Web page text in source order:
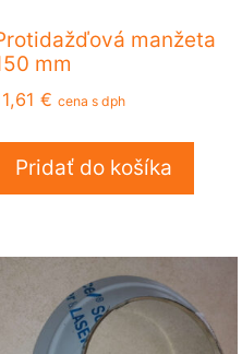
manžeta
mm
€ cena s dph
Pridať do košíka